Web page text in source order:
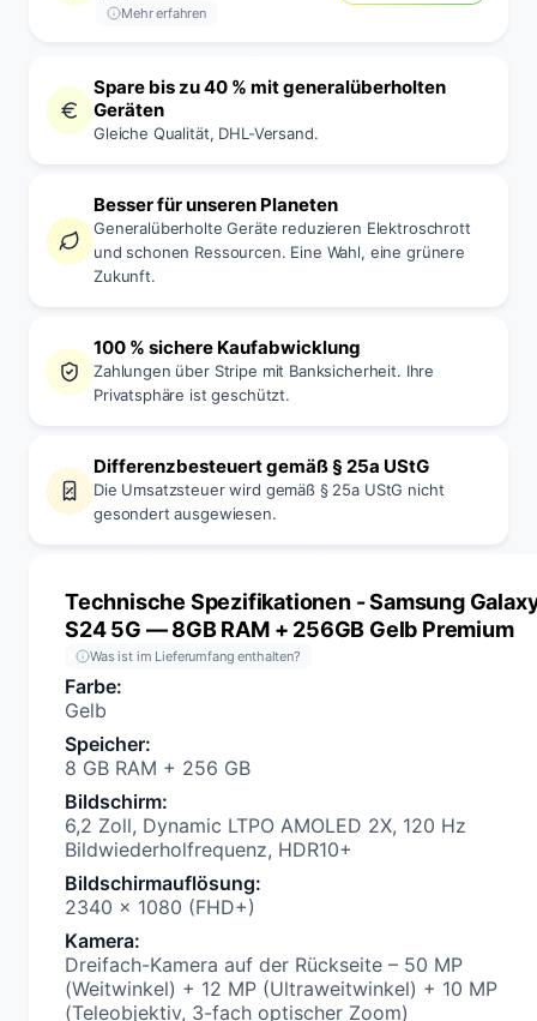
Mehr erfahren
Spare bis zu 40 % mit generalüberholten
Geräten
Gleiche Qualität, DHL-Versand.
Besser für unseren Planeten
Generalüberholte Geräte reduzieren Elektroschrott
und schonen Ressourcen. Eine Wahl, eine grünere
Zukunft.
100 % sichere Kaufabwicklung
Zahlungen über Stripe mit Banksicherheit. Ihre
Privatsphäre ist geschützt.
Differenzbesteuert gemäß § 25a UStG
Die Umsatzsteuer wird gemäß § 25a UStG nicht
gesondert ausgewiesen.
Technische Spezifikationen- Samsung
S24 5G — 8GB RAM + 256GB Gelb Premium
Was ist im Lieferumfang enthalten?
Farbe:
Gelb
Speicher:
8 GB RAM + 256 GB
Bildschirm:
6,2 Zoll, Dynamic LTPO AMOLED 2X, 120 Hz
Bildwiederholfrequenz, HDR10+
Bildschirmauflösung:
2340 × 1080 (FHD+)
Kamera:
Dreifach-Kamera auf der Rückseite – 50 MP
(Weitwinkel) + 12 MP (Ultraweitwinkel) + 10 MP
(Teleobjektiv, 3-fach optischer Zoom)